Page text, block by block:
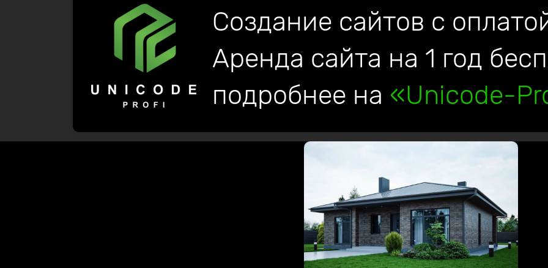
домов, коттеджей и квартирдля
необычных решений
Разместить портфолио на proekti-n1
Создание сайтов с
Аренда сайта на 1 год
подробнее на «Unicode-